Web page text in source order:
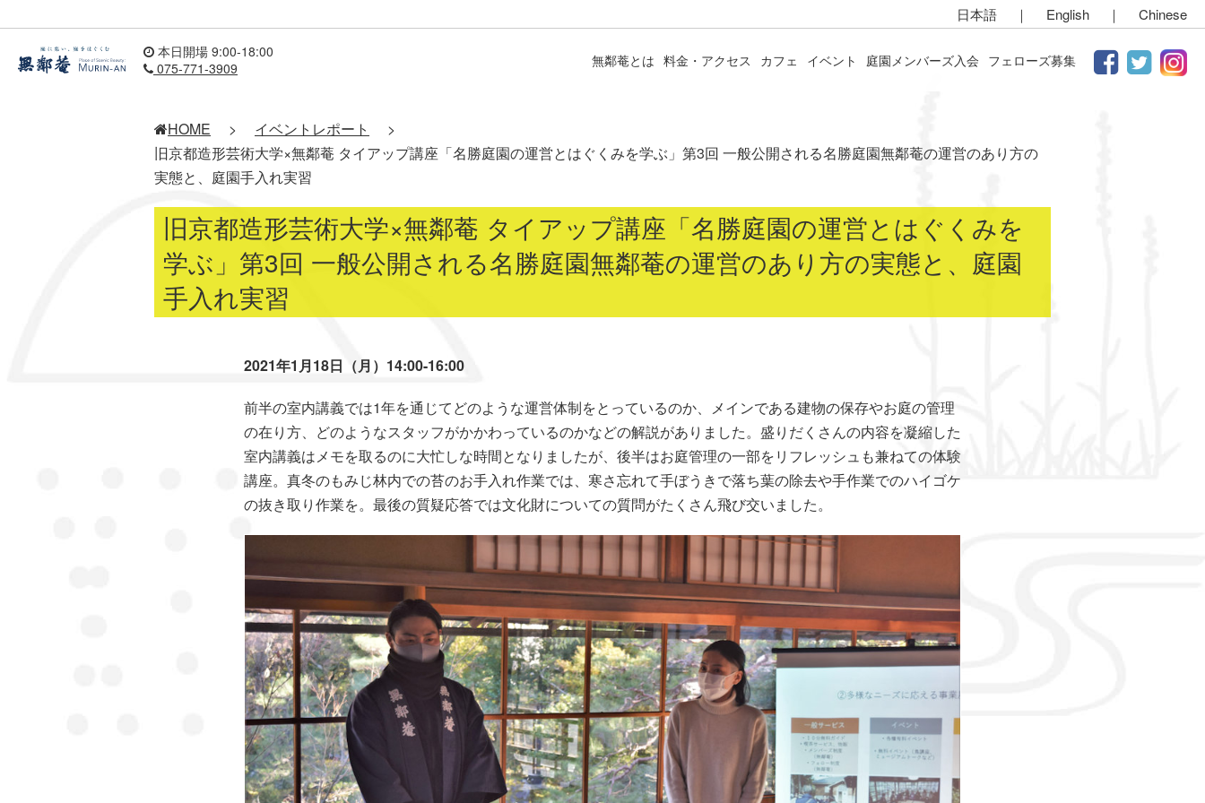
日本語 ｜ English ｜ Chinese
本日開場 9:00-18:00
075-771-3909
無鄰菴とは 料金・アクセス カフェ イベント 庭園メンバーズ入会 フェローズ募集
HOME > イベントレポート
>
旧京都造形芸術大学×無鄰菴 タイアップ講座「名勝庭園の運営とはぐくみを学ぶ」第3回 一般公開される名勝庭園無鄰菴の運営のあり方の
実態と、庭園手入れ実習
旧京都造形芸術大学×無鄰菴 タイアップ講座「名勝庭園の運営とはぐくみを
学ぶ」第3回 一般公開される名勝庭園無鄰菴の運営のあり方の実態と、庭園
手入れ実習
2021年1月18日（月）14:00-16:00
前半の室内講義では1年を通じてどのような運営体制をとっているのか、メインである建物の保存やお庭の管理
の在り方、どのようなスタッフがかかわっているのかなどの解説がありました。盛りだくさんの内容を凝縮した
室内講義はメモを取るのに大忙しな時間となりましたが、後半はお庭管理の一部をリフレッシュも兼ねての体験
講座。真冬のもみじ林内での苔のお手入れ作業では、寒さ忘れて手ぼうきで落ち葉の除去や手作業でのハイゴケ
の抜き取り作業を。最後の質疑応答では文化財についての質問がたくさん飛び交いました。